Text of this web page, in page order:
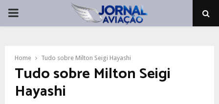
PRIMARY
Home Tudo sobre Milton Seigi Hayashi
Tudo sobre Milton Seigi
Hayashi